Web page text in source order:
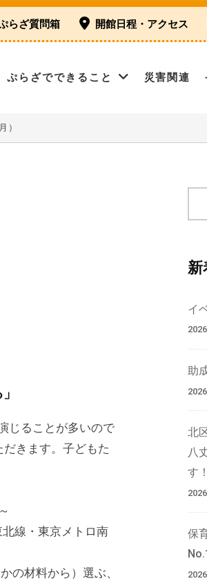
らざ質問箱 開館日程・アクセス
ぷらざでできること 災害関連
）
じることが多いので
きます。子どもた
線・東京メトロ南
の材料から）選ぶ、
イ
内
検
新
イ
助
北
八
す！
保